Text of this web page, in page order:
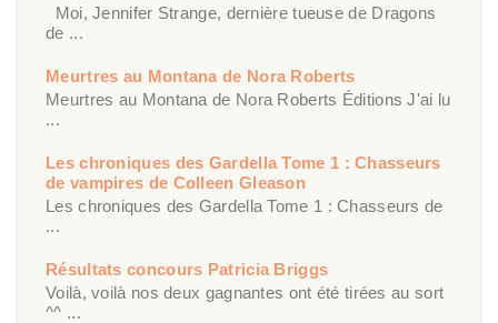
Moi, Jennifer Strange, dernière tueuse de Dragons
de ...
Meurtres au Montana de Nora Roberts
Meurtres au Montana de Nora Roberts Éditions J'ai lu
...
Les chroniques des Gardella Tome 1 : Chasseurs
de vampires de Colleen Gleason
Les chroniques des Gardella Tome 1 : Chasseurs de
...
Résultats concours Patricia Briggs
Voilà, voilà nos deux gagnantes ont été tirées au sort
^^ ...